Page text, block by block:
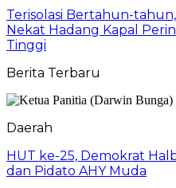
Terisolasi Bertahun-
Nekat Hadang Kapal
Tinggi
Berita Terbaru
Daerah
HUT ke-25, Demokrat
dan Pidato AHY Muda